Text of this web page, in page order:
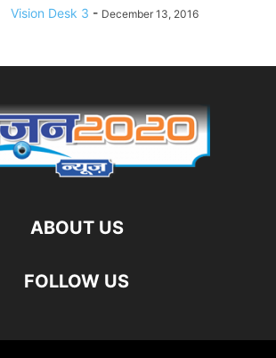
Vision Desk 3 - December 13, 2016
ABOUT US
FOLLOW US